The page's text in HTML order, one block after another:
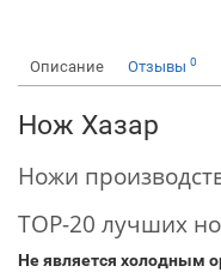
Описание Отзывы 0
Нож Хазар
Ножи
TOP-20 лучших
Не является холодным